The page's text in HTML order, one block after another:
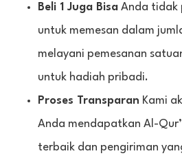
Beli 1 Juga BisaAnda tidak
untuk memesan dalam
melayani pemesanan
untuk hadiah pribadi.
Proses Transparan Kami
Anda mendapatkan Al-
terbaik dan pengiriman